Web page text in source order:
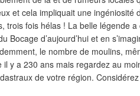
et cela impliquait une
trois fois hélas ! La belle légende a
Bocage d’aujourd’hui et en
le nombre de moulins,
il y a 230 ans mais regardez au
de votre région.